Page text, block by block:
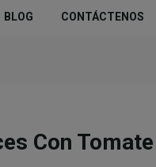
BLOG CONTÁCTENOS
Con